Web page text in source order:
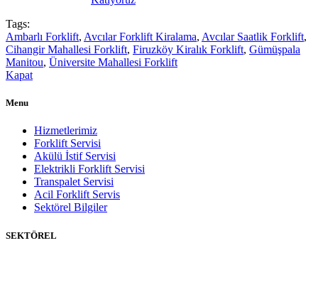
Tags:
Ambarlı Forklift, Avcılar Forklift Kiralama, Avcılar Saatlik Forklift,
Cihangir Mahallesi Forklift, Firuzköy Kiralık Forklift, Gümüşpala
Manitou, Üniversite Mahallesi Forklift
Kapat
Menu
Hizmetlerimiz
Forklift Servisi
Akülü İstif Servisi
Elektrikli Forklift Servisi
Transpalet Servisi
Acil Forklift Servis
Sektörel Bilgiler
SEKTÖREL